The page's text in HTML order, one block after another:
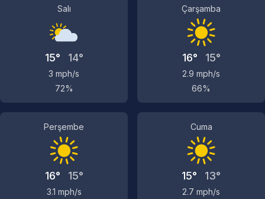
Salı
15° 14°
3 mph/s
72%
Çarşamba
16° 15°
2.9 mph/s
66%
Perşembe
16° 15°
3.1 mph/s
Cuma
15° 13°
2.7 mph/s